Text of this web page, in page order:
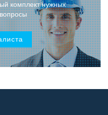
комплект нужных